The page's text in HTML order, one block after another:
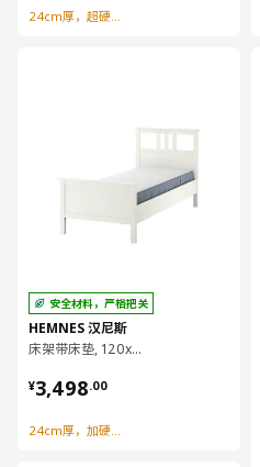
24cm厚，超硬型弹簧床垫
安全材料，严格把关
HEMNES 汉尼斯
床架带床垫, 120x200 厘米
¥3,498.00
¥ 3498.00
24cm厚，加硬型弹簧床垫